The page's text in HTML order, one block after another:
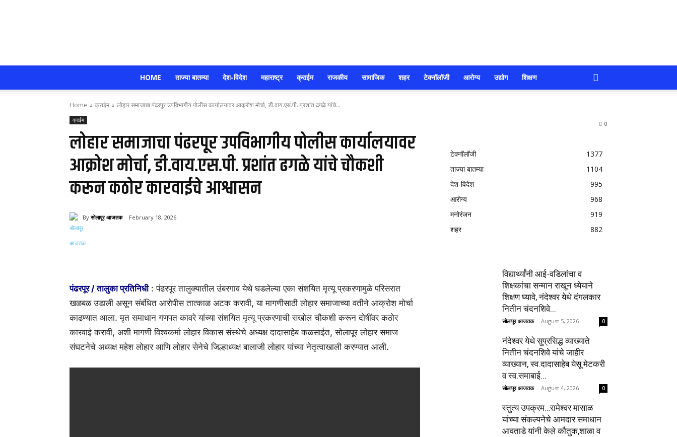
सोलापूर
HOME ताज्या बातम्या देश-विदेश महाराष्ट्र क्राईम राजकीय सामाजिक शहर टेक्नॉलॉजी आरोग्य उद्योग शिक्षण
Home क्राईम लोहार समाजाचा पंढरपूर उपविभागीय पोलीस कार्यालयावर आक्रोश मोर्चा, डी‌.वाय‌‌.एस.पी. प्रशांत ढगळे यांचे...
क्राईम
लोहार समाजाचा पंढरपूर उपविभागीय पोलीस कार्यालयावर
आक्रोश मोर्चा, डी‌.वाय‌‌.एस.पी. प्रशांत ढगळे यांचे चौकशी
करून कठोर कारवाईचे आश्वासन
By सोलापूर आजतक February 18, 2026
पंढरपूर / तालुका प्रतिनिधी: पंढरपूर तालुक्यातील उंबरगाव येथे घडलेल्या एका संशयित मृत्यू प्रकरणामुळे परिसरात
खळबळ उडाली असून संबंधित आरोपीस तात्काळ अटक करावी, या मागणीसाठी लोहार समाजाच्या वतीने आक्रोश मोर्चा
काढण्यात आला. मृत समाधान गणपत कावरे यांच्या संशयित मृत्यू प्रकरणाची सखोल चौकशी करून दोषींवर कठोर
कारवाई करावी, अशी मागणी विश्वकर्मा लोहार विकास संस्थेचे अध्यक्ष दादासाहेब कळसाईत, सोलापूर लोहार समाज
संघटनेचे अध्यक्ष महेश लोहार आणि लोहार सेनेचे जिल्हाध्यक्ष बालाजी लोहार यांच्या नेतृत्वाखाली करण्यात आली.
0
टेक्नॉलॉजी
1377
ताज्या बातम्या
1104
देश-विदेश
995
आरोग्य
968
मनोरंजन
919
शहर
882
विद्यार्थ्यांनी आई-वडिलांचा व
शिक्षकांचा सन्मान राखून ध्येयाने
शिक्षण घ्यावे, नंदेश्वर येथे दंगलकार
नितीन चंदनशिवे...
सोलापूर आजतक - August 5, 2026 0
नंदेश्वर येथे सुप्रसिद्ध व्याख्याते
नितीन चंदनशिवे यांचे जाहीर
व्याख्यान, स्व.दादासाहेब येसू मेटकरी
व स्व.समाबाई...
सोलापूर आजतक - August 4, 2026 0
स्तुत्य उपक्रम…रामेश्वर मासाळ
यांच्या संकल्पनेचे आमदार समाधान
आवताडे यांनी केले कौतुक,शाळा व